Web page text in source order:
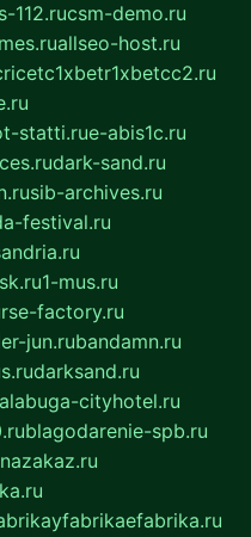
112.rucsm-demo.ru
allseo-host.ru
statti.rue-abis1c.ru
dark-sand.ru
sib-archives.ru
festival.ru
1-mus.ru
factory.ru
jun.rubandamn.ru
darksand.ru
alabuga-cityhotel.ru
blagodarenie-spb.ru